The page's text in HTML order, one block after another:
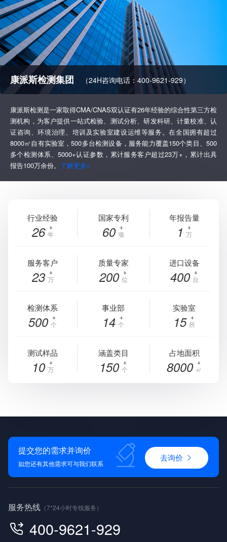
康派斯检测集团 （24H咨询电话：400-9621-929）
康派斯检测是一家取得CMA/CNAS双认证有26年经验的综合性第三方检
测机构，为客户提供一站式检验、测试分析、研发科研、计量校准、认
证咨询、环境治理、培训及实验室建设运维等服务。在全国拥有超过
8000㎡自有实验室，500多台检测设备，服务能力覆盖150个类目、500
多个检测体系、5000+认证参数，累计服务客户超过23万+，累计出具
报告100万余份。 了解更多»
行业经验
26 年
国家专利
60 项
年报告量
1 万
服务客户
23 万
质量专家
200 位
进口设备
400 台
检测体系
500 个
事业部
14 个
实验室
15 所
测试样品
10 万
涵盖类目
150 个
占地面积
8000 ㎡
提交您的需求并询价
如您还有其他需求可与我们联系
去询价
服务热线 （7*24小时专线服务）
400-9621-929